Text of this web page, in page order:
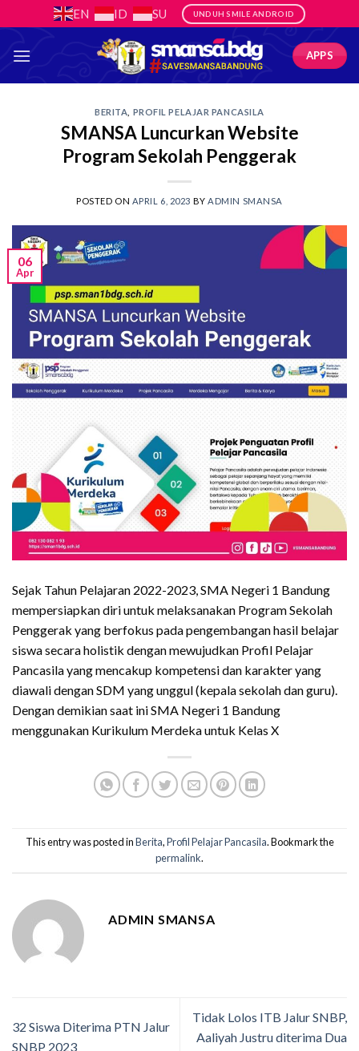
to
content
EN ID SU UNDUH SMILE ANDROID
APPS
BERITA PROFIL PELAJAR PANCASILA
SMANSA Luncurkan Website
Program Sekolah Penggerak
POSTED ON APRIL 6, 2023 BY ADMIN SMANSA
06
Apr
Sejak Tahun Pelajaran 2022-2023, SMA Negeri 1 Bandung
mempersiapkan diri untuk melaksanakan Program Sekolah
Penggerak yang berfokus pada pengembangan hasil belajar
siswa secara holistik dengan mewujudkan Profil Pelajar
Pancasila yang mencakup kompetensi dan karakter yang
diawali dengan SDM yang unggul (kepala sekolah dan guru).
Dengan demikian saat ini SMA Negeri 1 Bandung
menggunakan Kurikulum Merdeka untuk Kelas X
This entry was posted inBerita,Profil Pelajar Pancasila. Bookmark the
permalink.
ADMIN SMANSA
32 Siswa Diterima PTN Jalur
SNBP 2023
Tidak Lolos ITB Jalur SNBP,
Aaliyah Justru diterima Dua